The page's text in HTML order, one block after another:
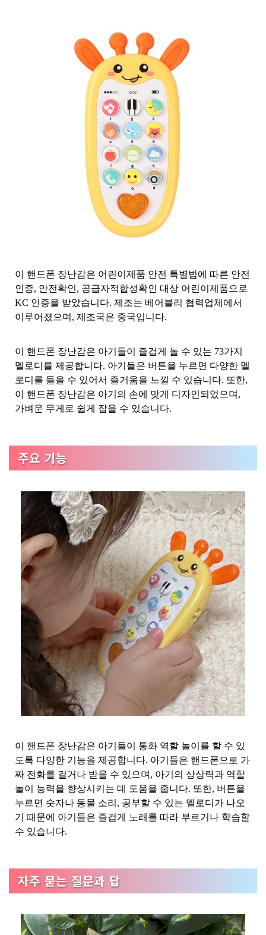
이 핸드폰 장난감은 어린이제품 안전 특별법에 따른 안전
인증, 안전확인, 공급자적합성확인 대상 어린이제품으로
KC 인증을 받았습니다. 제조는 베어블리 협력업체에서
이루어졌으며, 제조국은 중국입니다.
이 핸드폰 장난감은 아기들이 즐겁게 놀 수 있는 73가지
멜로디를 제공합니다. 아기들은 버튼을 누르면 다양한 멜
로디를 들을 수 있어서 즐거움을 느낄 수 있습니다. 또한,
이 핸드폰 장난감은 아기의 손에 맞게 디자인되었으며,
가벼운 무게로 쉽게 잡을 수 있습니다.
주요 기능
이 핸드폰 장난감은 아기들이 통화 역할 놀이를 할 수 있
도록 다양한 기능을 제공합니다. 아기들은 핸드폰으로 가
짜 전화를 걸거나 받을 수 있으며, 아기의 상상력과 역할
놀이 능력을 향상시키는 데 도움을 줍니다. 또한, 버튼을
누르면 숫자나 동물 소리, 공부할 수 있는 멜로디가 나오
기 때문에 아기들은 즐겁게 노래를 따라 부르거나 학습할
수 있습니다.
자주 묻는 질문과 답